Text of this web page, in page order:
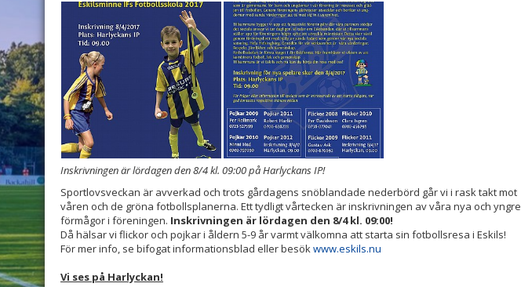
Inskrivningen är lördagen den 8/4 kl. 09:00 på Harlyckans IP!
Sportlovsveckan är avverkad och trots gårdagens snöblandade nederbörd går vi i rask takt mot
våren och de gröna fotbollsplanerna. Ett tydligt vårtecken är inskrivningen av våra nya och yngre
förmågor i föreningen. Inskrivningen är lördagen den 8/4 kl. 09:00!
Då hälsar vi flickor och pojkar i åldern 5-9 år varmt välkomna att starta sin fotbollsresa i Eskils!
För mer info, se bifogat informationsblad eller besökwww.eskils.nu
Vi ses på Harlyckan!